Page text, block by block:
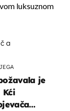
luksuznom
je
Kći